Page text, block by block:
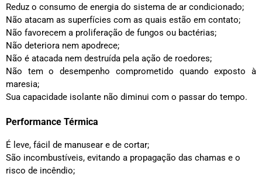
Reduz o consumo de energia do sistema de ar condicionado;
Não atacam as superfícies com as quais estão em contato;
Não favorecem a proliferação de fungos ou bactérias;
Não deteriora nem apodrece;
Não é atacada nem destruída pela ação de roedores;
Não tem o desempenho comprometido quando exposto à
maresia;
Sua capacidade isolante não diminui com o passar do tempo.
Performance Térmica
É leve, fácil de manusear e de cortar;
São incombustíveis, evitando a propagação das chamas e o
risco de incêndio;